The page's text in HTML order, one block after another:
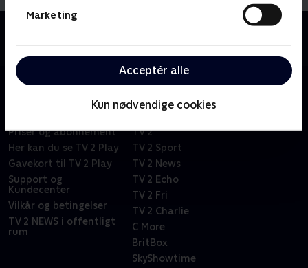
Marketing
Acceptér alle
Kun nødvendige cookies
Priser og abonnement
Her kan du se TV 2 Play
Gavekort til TV 2 Play
Support og
Kundecenter
Vilkår og betingelser
TV 2 NEWS i offentligt
rum
TV 2
TV 2 Sport
TV 2 News
TV 2 Echo
TV 2 Fri
TV 2 Charlie
C More
BritBox
SkyShowtime